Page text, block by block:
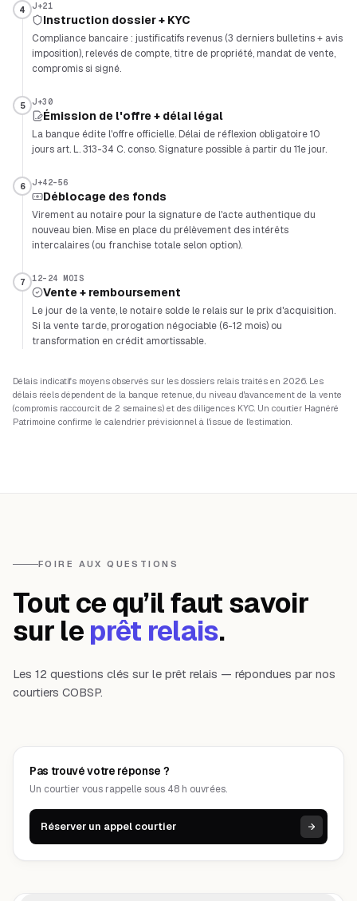
4 J+21
Instruction dossier + KYC
Compliance bancaire : justificatifs revenus (3 derniers bulletins + avis
imposition), relevés de compte, titre de propriété, mandat de vente,
compromis si signé.
5 J+30
Émission de l'offre + délai légal
La banque édite l'offre officielle. Délai de réflexion obligatoire 10
jours art. L. 313-34 C. conso. Signature possible à partir du 11e jour.
6 J+42-56
Déblocage des fonds
Virement au notaire pour la signature de l'acte authentique du
nouveau bien. Mise en place du prélèvement des intérêts
intercalaires (ou franchise totale selon option).
7 12-24 MOIS
Vente + remboursement
Le jour de la vente, le notaire solde le relais sur le prix d'acquisition.
Si la vente tarde, prorogation négociable (6-12 mois) ou
transformation en crédit amortissable.
Délais indicatifs moyens observés sur les dossiers relais traités en 2026. Les
délais réels dépendent de la banque retenue, du niveau d'avancement de la vente
(compromis raccourcit de 2 semaines) et des diligences KYC. Un courtier Hagnéré
Patrimoine confirme le calendrier prévisionnel à l'issue de l'estimation.
FOIRE AUX QUESTIONS
Tout ce qu’il faut savoir
sur le prêt relais.
Les 12 questions clés sur le prêt relais — répondues par nos
courtiers COBSP.
Pas trouvé votre réponse ?
Un courtier vous rappelle sous 48 h ouvrées.
Réserver un appel courtier